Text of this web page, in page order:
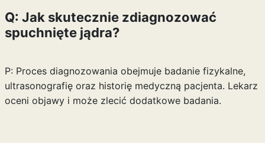
Q: Jak skutecznie zdiagnozować
spuchnięte jądra?
P: Proces diagnozowania obejmuje badanie fizykalne,
ultrasonografię oraz historię medyczną pacjenta. Lekarz
oceni objawy i może zlecić dodatkowe badania.